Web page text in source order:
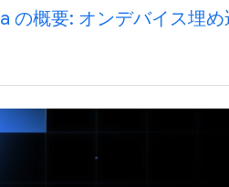
の概要: オンデバイス埋